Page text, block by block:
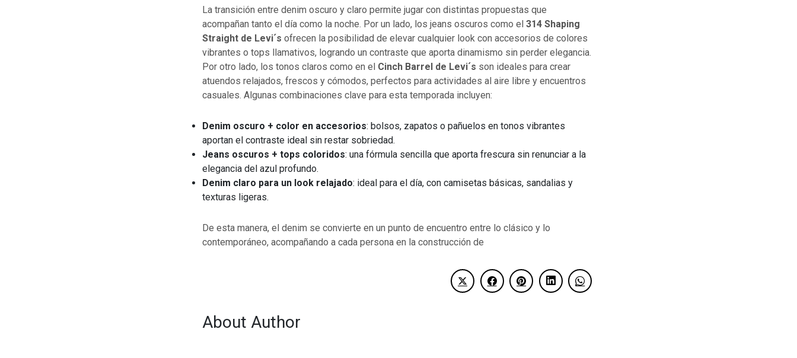
La transición entre denim oscuro y claro permite jugar con distintas propuestas que
acompañan tanto el día como la noche. Por un lado, los jeans oscuros como el 314 Shaping
Straight de Levi´s ofrecen la posibilidad de elevar cualquier look con accesorios de colores
vibrantes o tops llamativos, logrando un contraste que aporta dinamismo sin perder elegancia.
Por otro lado, los tonos claros como en el Cinch Barrel de Levi´s son ideales para crear
atuendos relajados, frescos y cómodos, perfectos para actividades al aire libre y encuentros
casuales. Algunas combinaciones clave para esta temporada incluyen:
Denim oscuro + color en accesorios: bolsos, zapatos o pañuelos en tonos vibrantes
aportan el contraste ideal sin restar sobriedad.
Jeans oscuros + tops coloridos: una fórmula sencilla que aporta frescura sin renunciar a la
elegancia del azul profundo.
Denim claro para un look relajado: ideal para el día, con camisetas básicas, sandalias y
texturas ligeras.
De esta manera, el denim se convierte en un punto de encuentro entre lo clásico y lo
contemporáneo, acompañando a cada persona en la construcción de
About Author